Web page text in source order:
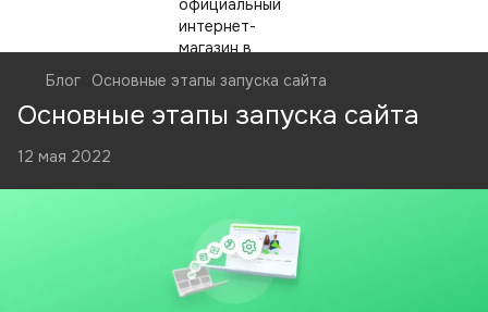
Блог Основные этапы запуска сайта
Основные этапы запуска сайта
12 мая 2022